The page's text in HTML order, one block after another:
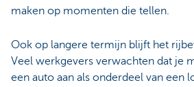
maken op momenten die tellen.
Ook op langere termijn blijft het
Veel werkgevers verwachten dat je
een auto aan als onderdeel van een